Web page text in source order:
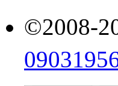
©2008-